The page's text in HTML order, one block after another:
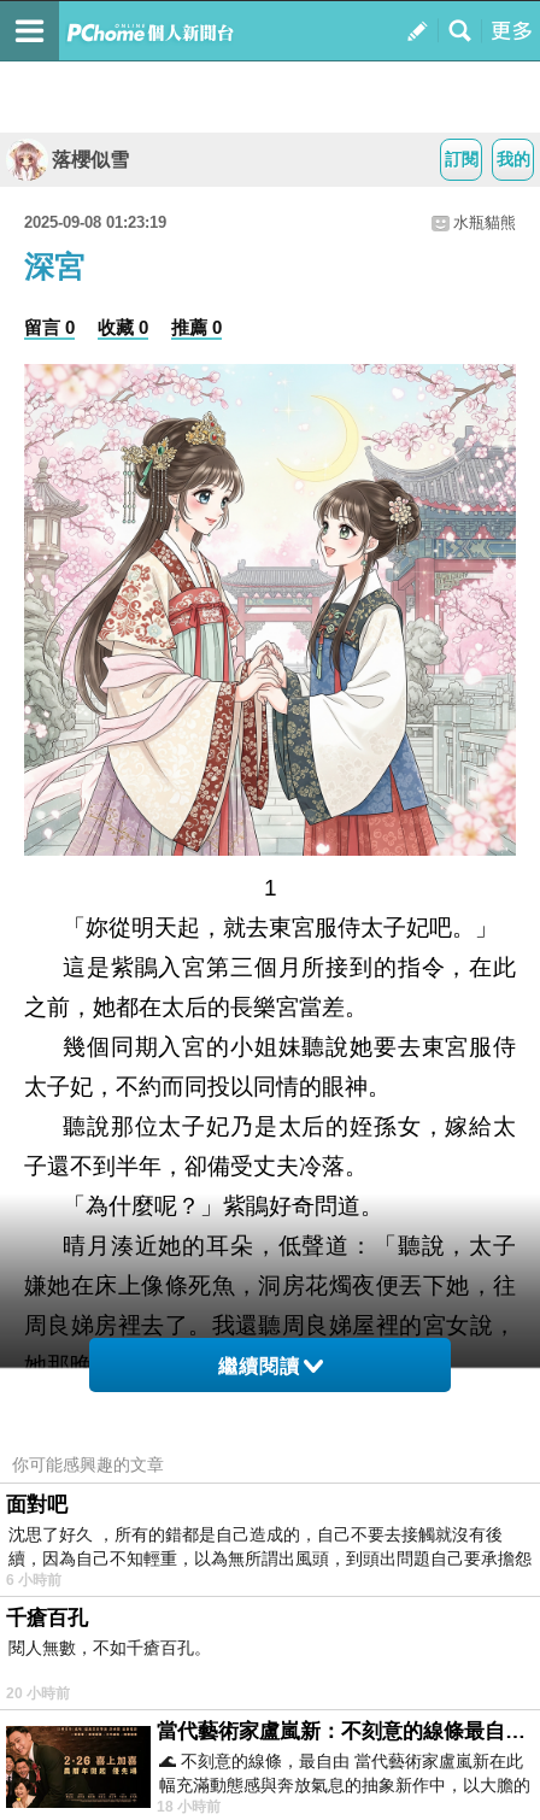
我的
訂閱
落櫻似雪
2025-09-08 01:23:19 水瓶貓熊
深宮
留言 0 收藏 0 推薦 0
1
「妳從明天起，就去東宮服侍太子妃吧。」
這是紫鵑入宮第三個月所接到的指令，在此
之前，她都在太后的長樂宮當差。
幾個同期入宮的小姐妹聽說她要去東宮服侍
太子妃，不約而同投以同情的眼神。
聽說那位太子妃乃是太后的姪孫女，嫁給太
子還不到半年，卻備受丈夫冷落。
「為什麼呢？」紫鵑好奇問道。
晴月湊近她的耳朵，低聲道：「聽說，太子
嫌她在床上像條死魚，洞房花燭夜便丟下她，往
周良娣房裡去了。我還聽周良娣屋裡的宮女說，
她那晚叫得可浪了！」
「妳啊，就是這麼正經，他們才會想把妳送
到東宮去吧。」晴月微笑著摸了摸紫鵑的頭。
是因為正經嗎⋯⋯太好了，看來她還不知道
那件事。
不過，明明才大我一歲，卻一副以姐姐自居
的模樣！
紫鵑嘟起嘴望著晴月，眼中滿是不以為然。
晴月沒有理會紫鵑的表情，繼續說道：「如
今皇上病重，太子即位是遲早的事，聽說那周良
繼續閱讀
你可能感興趣的文章
面對吧
沈思了好久 ，所有的錯都是自己造成的，自己不要去接觸就沒有後
續，因為自己不知輕重，以為無所謂出風頭，到頭出問題自己要承擔怨
不
6 小時前
千瘡百孔
閱人無數，不如千瘡百孔。
20 小時前
當代藝術家盧嵐新：不刻意的線條最自由，讓色彩流動、筆觸自己說話
🌊 不刻意的線條，最自由 當代藝術家盧嵐新在此
幅充滿動態感與奔放氣息的抽象新作中，以大膽的
藍色顏料在白色畫布上揮灑、壓印與流淌
18 小時前